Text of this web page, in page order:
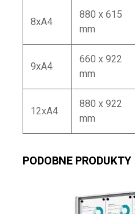
8xA4
880 x 615
mm
9xA4
660 x 922
mm
12xA4
880 x 922
mm
PODOBNE PRODUKTY